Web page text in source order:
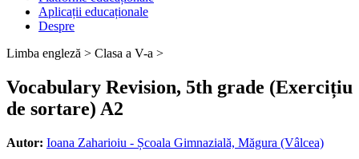
Aplicații educaționale
Despre
Limba engleză > Clasa a V-a >
Vocabulary Revision, 5th grade (Exercițiu
de sortare) A2
Autor: Ioana Zaharioiu - Școala Gimnazială, Măgura (Vâlcea)